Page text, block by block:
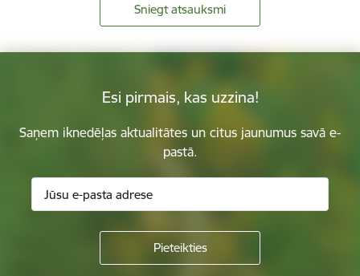
Sniegt atsauksmi
Esi pirmais, kas uzzina!
Saņem iknedēļas aktualitātes un citus jaunumus savā e-
pastā.